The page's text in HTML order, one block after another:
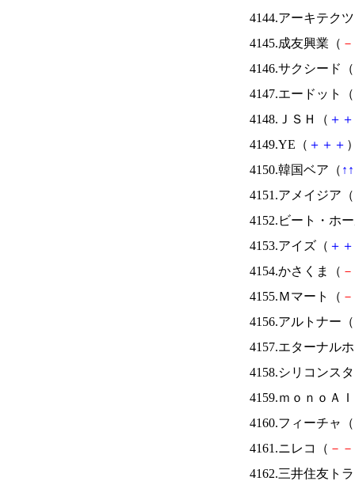
4144.アーキテク
4145.成友興業（ －
4146.サクシード（
4147.エードット（
4148.ＪＳＨ（ ＋ ＋
4149.YE（ ＋ ＋ ＋
4150.韓国ベア（ ↑ ↑
4151.アメイジア（
4152.ビート・ホ
4153.アイズ（ ＋ ＋
4154.かさくま（ －
4155.Ｍマート（ －
4156.アルトナー（
4157.エターナル
4158.シリコンス
4159.ｍｏｎｏＡ
4160.フィーチャ（
4161.ニレコ（ － －
4162.三井住友ト